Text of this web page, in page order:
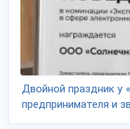
Двойной праздник у
предпринимателя и